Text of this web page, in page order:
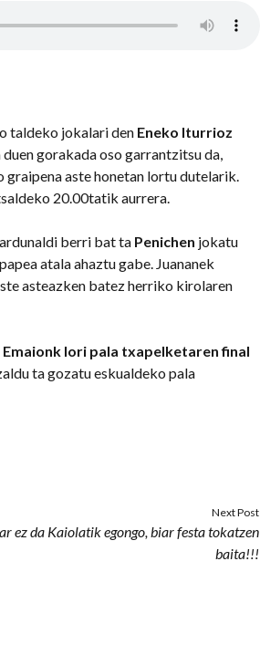
taldeko jokalari den Eneko Iturrioz
gorakada oso garrantzitsu da,
aste honetan lortu dutelarik.
20.00tatik aurrera.
berri bat ta Penichen jokatu
atala ahaztu gabe. Juananek
asteazken batez herriko kirolaren
Emaionk lori pala txapelketaren final
ta gozatu eskualdeko pala
Next Post
ez da Kaiolatik egongo, biar festa tokatzen
baita!!!